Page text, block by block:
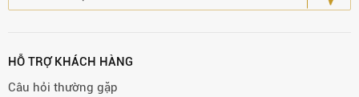
HỖ TRỢ KHÁCH HÀNG
Câu hỏi thường gặp